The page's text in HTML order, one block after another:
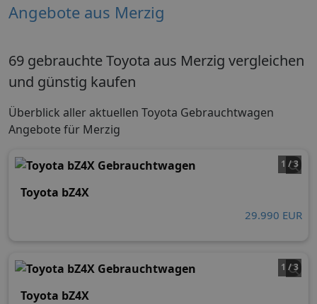
Angebote aus Merzig
69 gebrauchte Toyota aus Merzig vergleichen
und günstig kaufen
Überblick aller aktuellen Toyota Gebrauchtwagen
Angebote für Merzig
1 / 3
Toyota bZ4X
29.990 EUR
1 / 3
Toyota bZ4X